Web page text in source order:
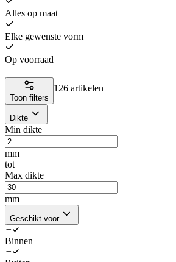
Alles op maat
Elke gewenste vorm
Op voorraad
Toon filters
126 artikelen
Dikte
Min dikte
mm
tot
Max dikte
mm
Geschikt voor
Binnen